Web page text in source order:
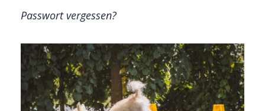
Passwort vergessen?